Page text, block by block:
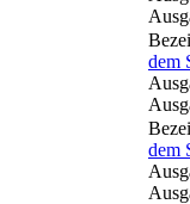
dem
dem